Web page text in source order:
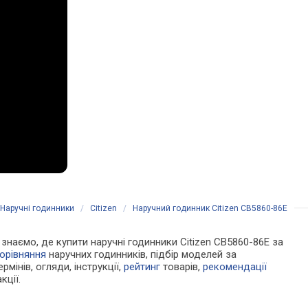
Наручні годинники / Citizen / Наручний годинник Citizen CB5860-86E
де купити наручні годинники Citizen CB5860-86E за
наручних годинників, підбір моделей за
огляди, інструкції,рейтинг товарів,рекомендації